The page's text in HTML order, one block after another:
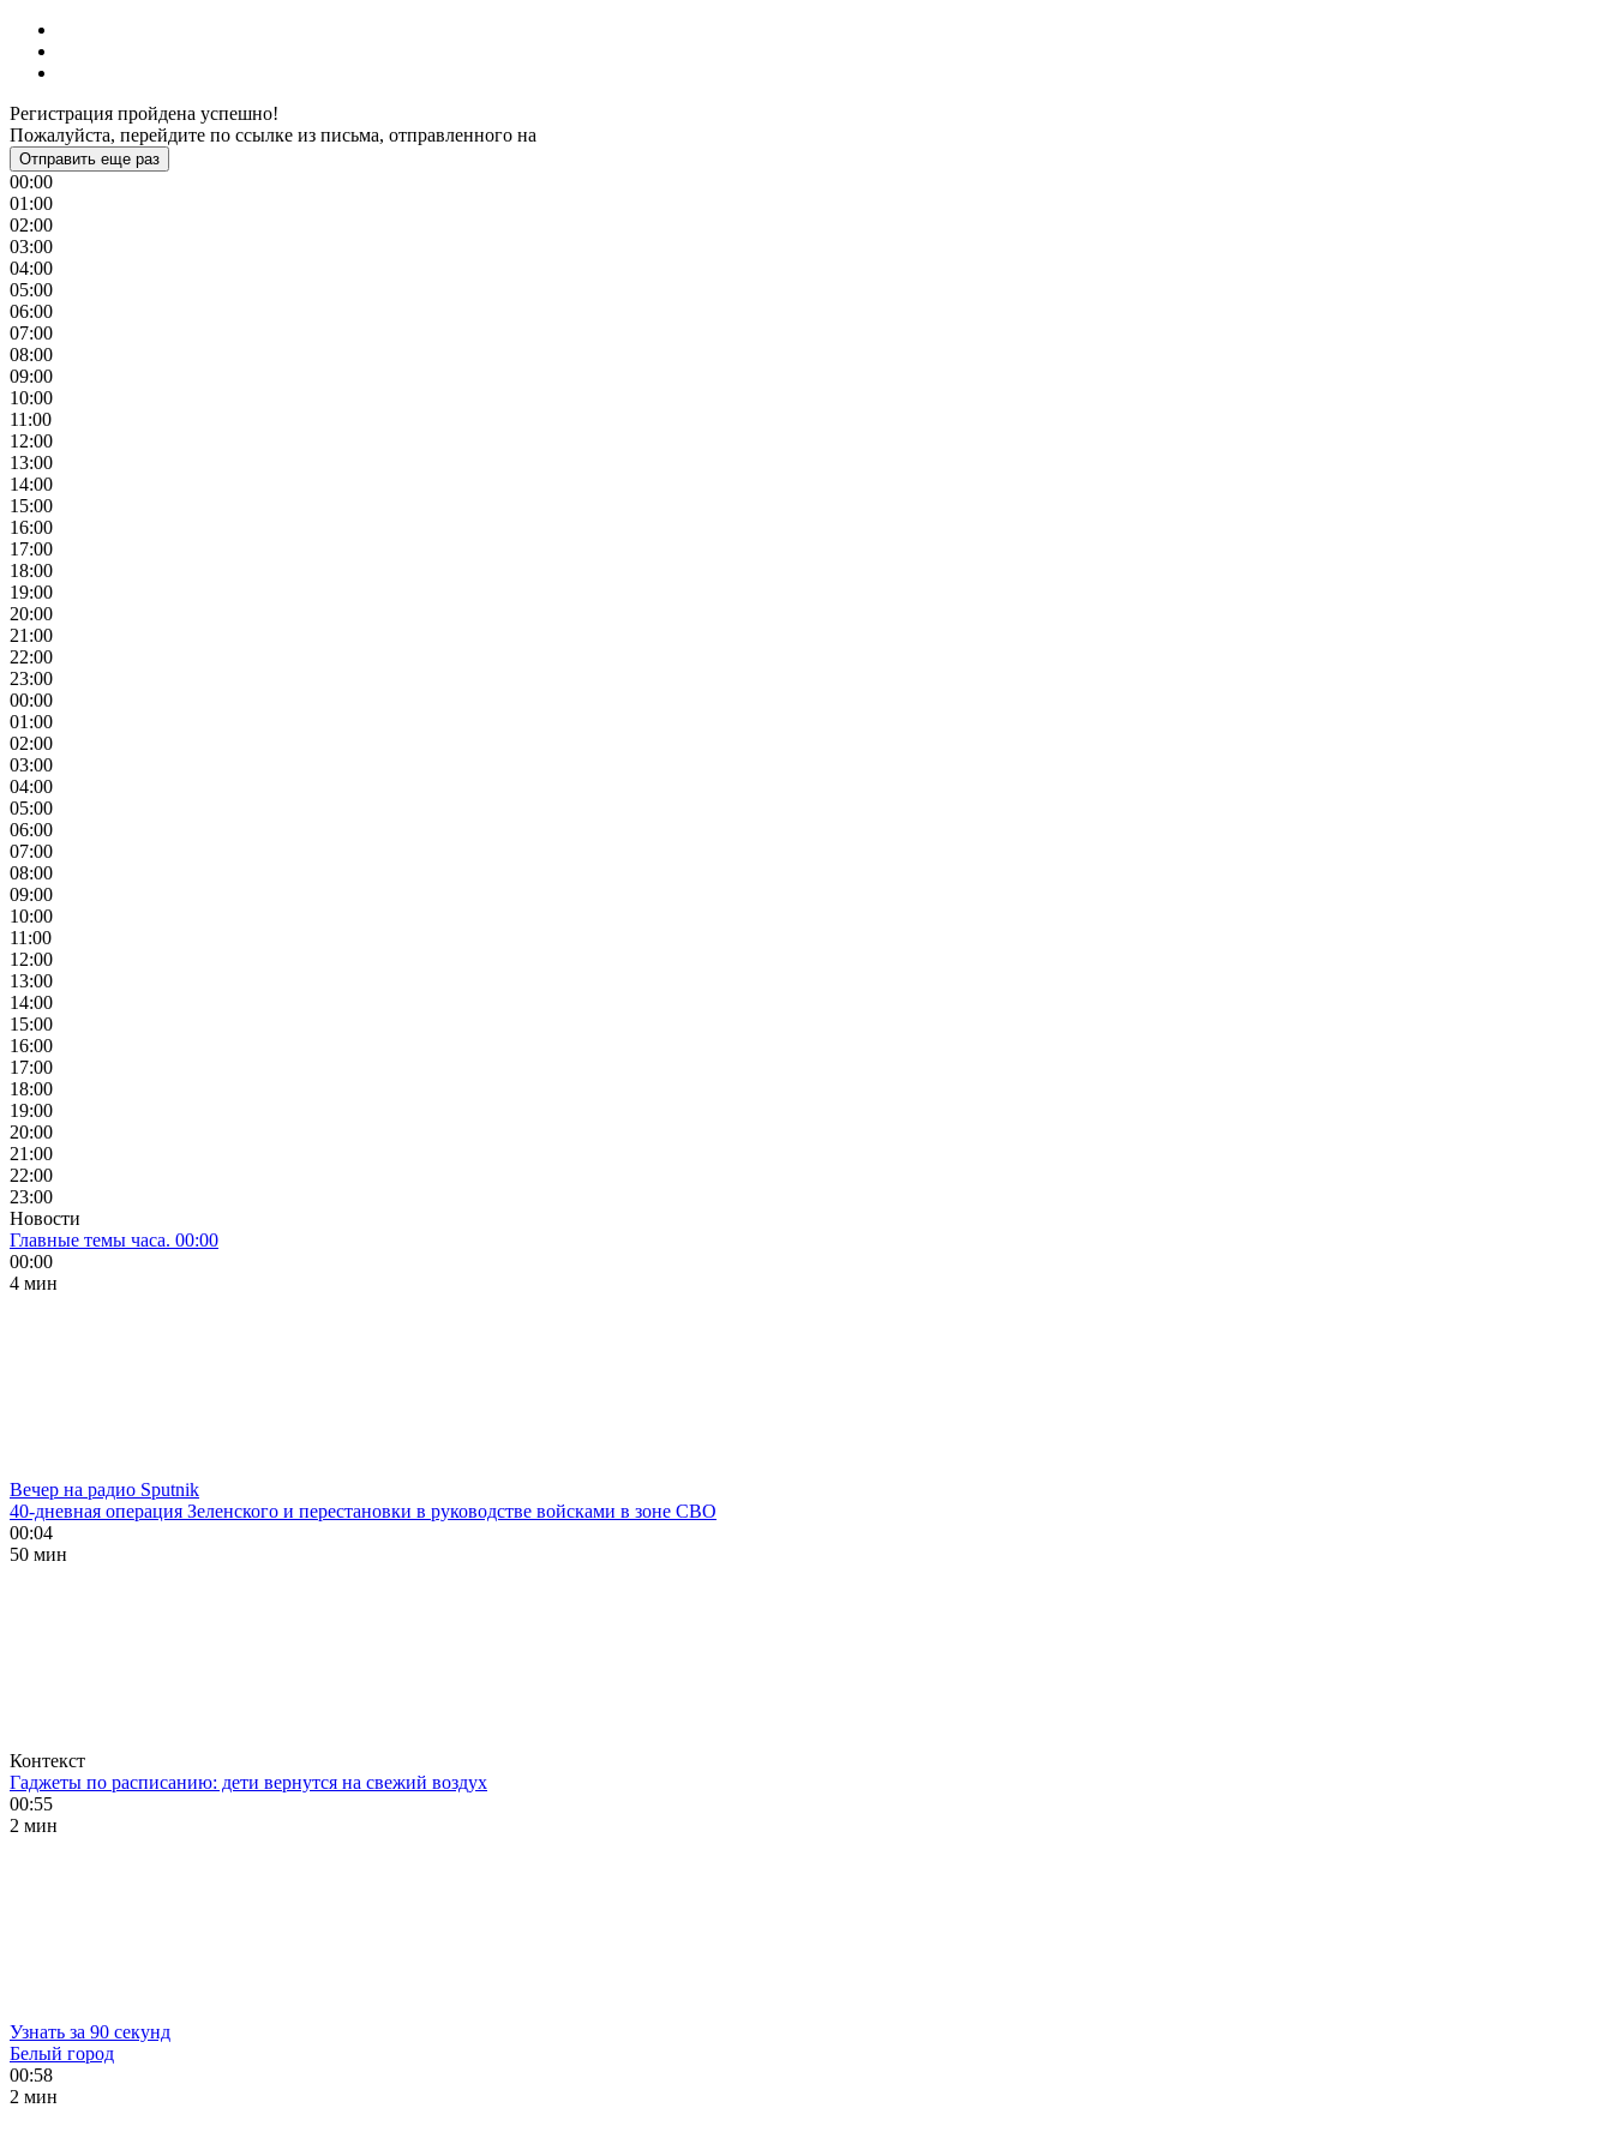
Регистрация пройдена успешно!
Пожалуйста, перейдите по ссылке из письма, отправленного на
Отправить еще раз
00:00
01:00
02:00
03:00
04:00
05:00
06:00
07:00
08:00
09:00
10:00
11:00
12:00
13:00
14:00
15:00
16:00
17:00
18:00
19:00
20:00
21:00
22:00
23:00
00:00
01:00
02:00
03:00
04:00
05:00
06:00
07:00
08:00
09:00
10:00
11:00
12:00
13:00
14:00
15:00
16:00
17:00
18:00
19:00
20:00
21:00
22:00
23:00
Новости
Главные темы часа. 00:00
00:00
4 мин
Вечер на радио Sputnik
40-дневная операция Зеленского и перестановки в руководстве войсками в зоне СВО
00:04
50 мин
Контекст
Гаджеты по расписанию: дети вернутся на свежий воздух
00:55
2 мин
Узнать за 90 секунд
Белый город
00:58
2 мин